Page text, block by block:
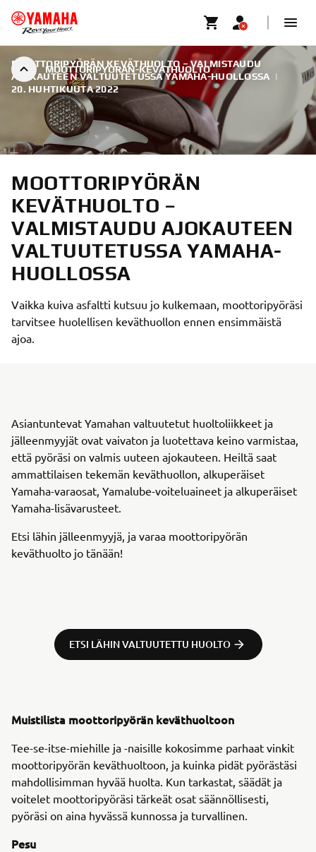
MOOTTORIPYORAN-KEVATHUOLTO
MOOTTORIPYÖRÄN KEVÄTHUOLTO – VALMISTAUDU
AJOKAUTEEN VALTUUTETUSSA YAMAHA-HUOLLOSSA |
20. HUHTIKUUTA 2022
MOOTTORIPYÖRÄN
KEVÄTHUOLTO –
VALMISTAUDU AJOKAUTEEN
VALTUUTETUSSA YAMAHA-
HUOLLOSSA
Vaikka kuiva asfaltti kutsuu jo kulkemaan, moottoripyöräsi
tarvitsee huolellisen keväthuollon ennen ensimmäistä
ajoa.
Asiantuntevat Yamahan valtuutetut huoltoliikkeet ja
jälleenmyyjät ovat vaivaton ja luotettava keino varmistaa,
että pyöräsi on valmis uuteen ajokauteen. Heiltä saat
ammattilaisen tekemän keväthuollon, alkuperäiset
Yamaha-varaosat, Yamalube-voiteluaineet ja alkuperäiset
Yamaha-lisävarusteet.
Etsi lähin jälleenmyyjä, ja varaa moottoripyörän
keväthuolto jo tänään!
ETSI LÄHIN VALTUUTETTU HUOLTO
Muistilista moottoripyörän keväthuoltoon
Tee-se-itse-miehille ja -naisille kokosimme parhaat vinkit
moottoripyörän keväthuoltoon, ja kuinka pidät pyörästäsi
mahdollisimman hyvää huolta. Kun tarkastat, säädät ja
voitelet moottoripyöräsi tärkeät osat säännöllisesti,
pyöräsi on aina hyvässä kunnossa ja turvallinen.
Pesu